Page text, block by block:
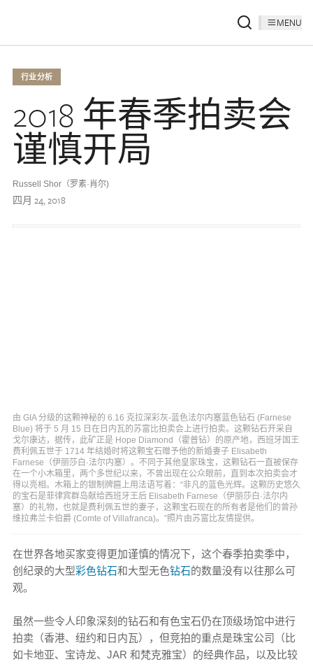
MENU
行业分析
2018 年春季拍卖会
谨慎开局
Russell Shor（罗素·肖尔)
四月 24, 2018
由 GIA 分级的这颗神秘的 6.16 克拉深彩灰-蓝色法尔内塞蓝色钻石 (Farnese
Blue) 将于 5 月 15 日在日内瓦的苏富比拍卖会上进行拍卖。这颗钻石开采自
戈尔康达，据传，此矿正是 Hope Diamond（霍普钻）的原产地，西班牙国王
费利佩五世于 1714 年结婚时将这颗宝石赠予他的新婚妻子 Elisabeth
Farnese（伊丽莎白·法尔内塞）。不同于其他皇家珠宝，这颗钻石一直被保存
在一个小木箱里，两个多世纪以来，不曾出现在公众眼前，直到本次拍卖会才
得以亮相。木箱上的银制牌匾上用法语写着：“非凡的蓝色光辉。这颗历史悠久
的宝石是菲律宾群岛献给西班牙王后 Elisabeth Farnese（伊丽莎白·法尔内
塞）的礼物，也就是费利佩五世的妻子，这颗宝石现在的所有者是他们的曾孙
维拉弗兰卡伯爵 (Comte of Villafranca)。”照片由苏富比友情提供。
在世界各地买家变得更加谨慎的情况下，这个春季拍卖季中，
创纪录的大型彩色钻石和大型无色钻石的数量没有以往那么可
观。
虽然一些令人印象深刻的钻石和有色宝石仍在顶级场馆中进行
拍卖（香港、纽约和日内瓦），但竞拍的重点是珠宝公司（比
如卡地亚、宝诗龙、JAR 和梵克雅宝）的经典作品，以及比较